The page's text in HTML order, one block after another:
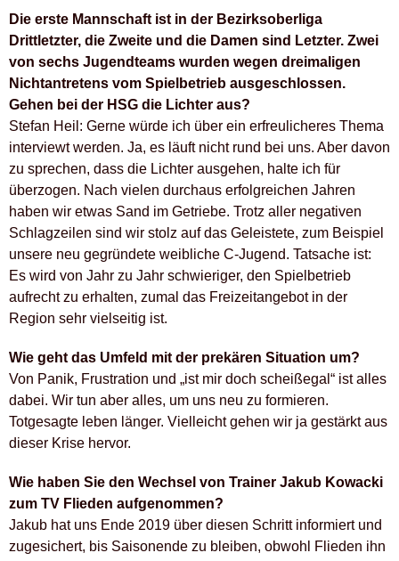
Die erste Mannschaft ist in der Bezirksoberliga
Drittletzter, die Zweite und die Damen sind Letzter. Zwei
von sechs Jugendteams wurden wegen dreimaligen
Nichtantretens vom Spielbetrieb ausgeschlossen.
Gehen bei der HSG die Lichter aus?
Stefan Heil: Gerne würde ich über ein erfreulicheres Thema
interviewt werden. Ja, es läuft nicht rund bei uns. Aber davon
zu sprechen, dass die Lichter ausgehen, halte ich für
überzogen. Nach vielen durchaus erfolgreichen Jahren
haben wir etwas Sand im Getriebe. Trotz aller negativen
Schlagzeilen sind wir stolz auf das Geleistete, zum Beispiel
unsere neu gegründete weibliche C-Jugend. Tatsache ist:
Es wird von Jahr zu Jahr schwieriger, den Spielbetrieb
aufrecht zu erhalten, zumal das Freizeitangebot in der
Region sehr vielseitig ist.
Wie geht das Umfeld mit der prekären Situation um?
Von Panik, Frustration und „ist mir doch scheißegal“ ist alles
dabei. Wir tun aber alles, um uns neu zu formieren.
Totgesagte leben länger. Vielleicht gehen wir ja gestärkt aus
dieser Krise hervor.
Wie haben Sie den Wechsel von Trainer Jakub Kowacki
zum TV Flieden aufgenommen?
Jakub hat uns Ende 2019 über diesen Schritt informiert und
zugesichert, bis Saisonende zu bleiben, obwohl Flieden ihn